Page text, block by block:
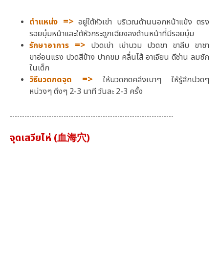
ตำแหน่ง => อยู่ใต้หัวเข่า บริเวณด้านนอกหน้าแข้ง ตรง
รอยบุ๋มหน้าและใต้หัวกระดูกเฉียงลงด้านหน้าที่มีรอยบุ๋ม
รักษาอาการ => ปวดเข่า เข่าบวม ปวดขา ขาลีบ ขาชา
ขาอ่อนแรง ปวดสีข้าง ปากขม คลื่นไส้ อาเจียน ดีซ่าน ลมชัก
ในเด็ก
วิธีนวดกดจุด
=>
ให้นวดกดคลึงเบาๆ ให้รู้สึกปวดๆ
หน่วงๆ ตึงๆ 2-3 นาที วันละ 2-3 ครั้ง
-------------------------------------------------------------------
จุดเสวียไห่ (血海穴)